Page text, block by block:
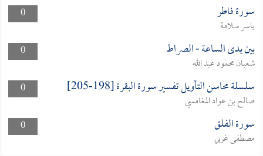
0 سورة فاطر
ياسر سلامة
0
بين يدى الساعة - الصراط
شعبان محمود عبد الله
0
سلسلة محاسن التأويل تفسير سورة البقرة [198-205]
صالح بن عواد المغامسي
0
سورة الفلق
مصطفى غربي